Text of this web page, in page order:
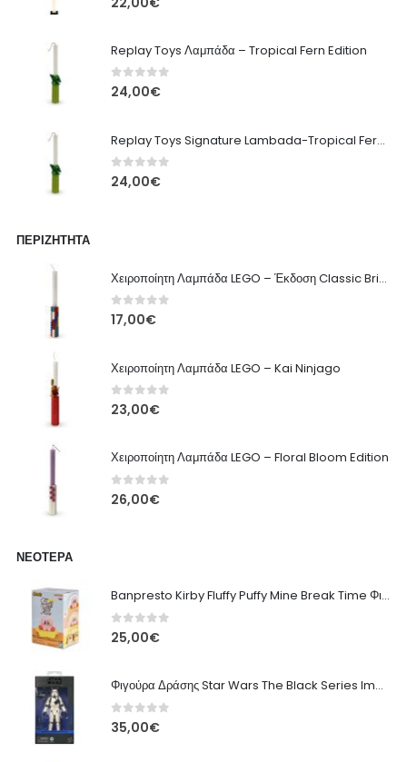
Replay Toys Λαμπάδα – Tropical Fern Edition
0 out of 5
24,00€
Replay Toys Signature Lambada-Tropical Fern edition 2026
0 out of 5
24,00€
ΠΕΡΙΖΉΤΗΤΑ
Χειροποίητη Λαμπάδα LEGO – Έκδοση Classic Brick
0out of 5
17,00€
Χειροποίητη Λαμπάδα LEGO – Kai Ninjago
0out of 5
23,00€
Χειροποίητη Λαμπάδα LEGO – Floral Bloom Edition
0out of 5
26,00€
ΝΕΌΤΕΡΑ
Banpresto Kirby Fluffy Puffy Mine Break Time Φιγούρα – Α' Έκδοση
0out of 5
25,00€
Φιγούρα Δράσης Star Wars The Black Series Imperial Remnant Stormtrooper #05
0out of 5
35,00€